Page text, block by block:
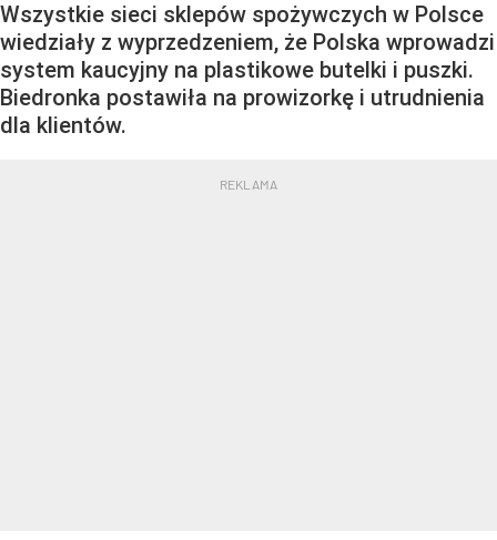
Wszystkie sieci sklepów spożywczych w Polsce
wiedziały z wyprzedzeniem, że Polska wprowadzi
system kaucyjny na plastikowe butelki i puszki.
Biedronka postawiła na prowizorkę i utrudnienia
dla klientów.